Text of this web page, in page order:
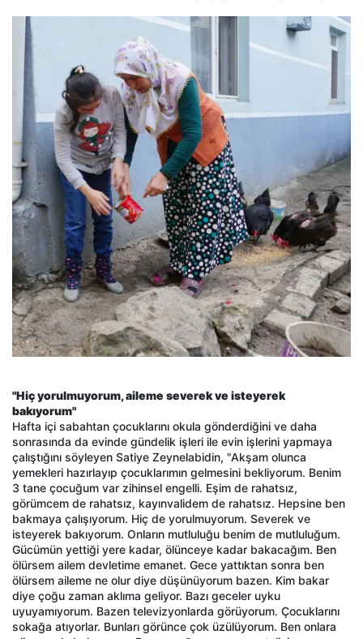
"Hiç yorulmuyorum, aileme severek ve isteyerek
bakıyorum"
Hafta içi sabahtan çocuklarını okula gönderdiğini ve daha
sonrasında da evinde gündelik işleri ile evin işlerini yapmaya
çalıştığını söyleyen Satiye Zeynelabidin, "Akşam olunca
yemekleri hazırlayıp çocuklarımın gelmesini bekliyorum. Benim
3 tane çocuğum var zihinsel engelli. Eşim de rahatsız,
görümcem de rahatsız, kayınvalidem de rahatsız. Hepsine ben
bakmaya çalışıyorum. Hiç de yorulmuyorum. Severek ve
isteyerek bakıyorum. Onların mutluluğu benim de mutluluğum.
Gücümün yettiği yere kadar, ölünceye kadar bakacağım. Ben
ölürsem ailem devletime emanet. Gece yattıktan sonra ben
ölürsem aileme ne olur diye düşünüyorum bazen. Kim bakar
diye çoğu zaman aklıma geliyor. Bazı geceler uyku
uyuyamıyorum. Bazen televizyonlarda görüyorum. Çocuklarını
sokağa atıyorlar. Bunları görünce çok üzülüyorum. Ben onlara